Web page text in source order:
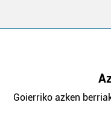
Goierriko azken